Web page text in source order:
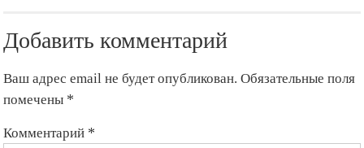
Добавить комментарий
Ваш адрес email не будет опубликован. Обязательные поля
помечены *
Комментарий *